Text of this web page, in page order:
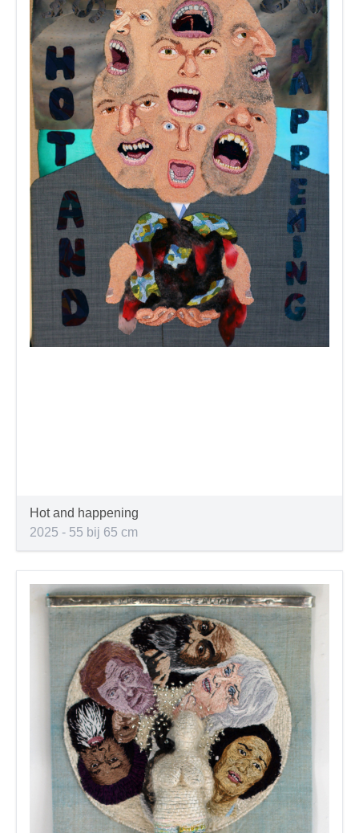
Hot and happening
2025 - 55 bij 65 cm